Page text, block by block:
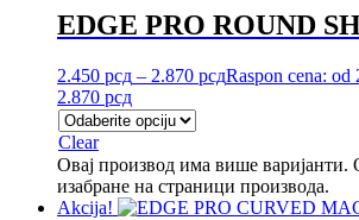
EDGE PRO ROUND
2.450 рсд – 2.870 рсдRaspon cena: od
2.870 рсд
Clear
Овај производ има више варијанти.
изабране на страници производа.
Akcija!